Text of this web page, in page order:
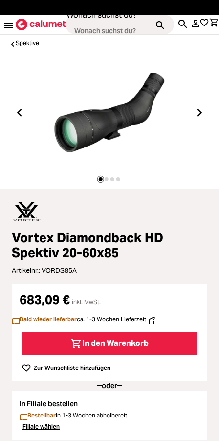
Wonach suchst du?
Loading...
Video & Drohnen
Loading...Zubehör
Loading...Licht & Studio
Loading...Bildbearbeitung
Loading...
Ferngläser
Loading...Second Hand
Loading...
SALE
Spektive
Vortex Diamondback HD
Spektiv 20-60x85
Artikelnr.:VORDS85A
683,09 € inkl. MwSt.
Bald wieder lieferbarca. 1-3 Wochen Lieferzeit
In den Warenkorb
Zur Wunschliste hinzufügen
oder
In Filiale bestellen
BestellbarIn 1-3 Wochen abholbereit
Filiale wählen